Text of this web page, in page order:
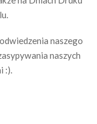
naszego
naszych
:).